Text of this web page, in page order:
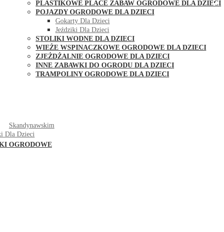
PLASTIKOWE PLACE ZABAW OGRODOWE DLA DZIECI
POJAZDY OGRODOWE DLA DZIECI
Gokarty Dla Dzieci
Jeździki Dla Dzieci
STOLIKI WODNE DLA DZIECI
WIEŻE WSPINACZKOWE OGRODOWE DLA DZIECI
ZJEŻDŻALNIE OGRODOWE DLA DZIECI
INNE ZABAWKI DO OGRODU DLA DZIECI
TRAMPOLINY OGRODOWE DLA DZIECI
Skandynawskim
Dla Dzieci
OGRODOWE